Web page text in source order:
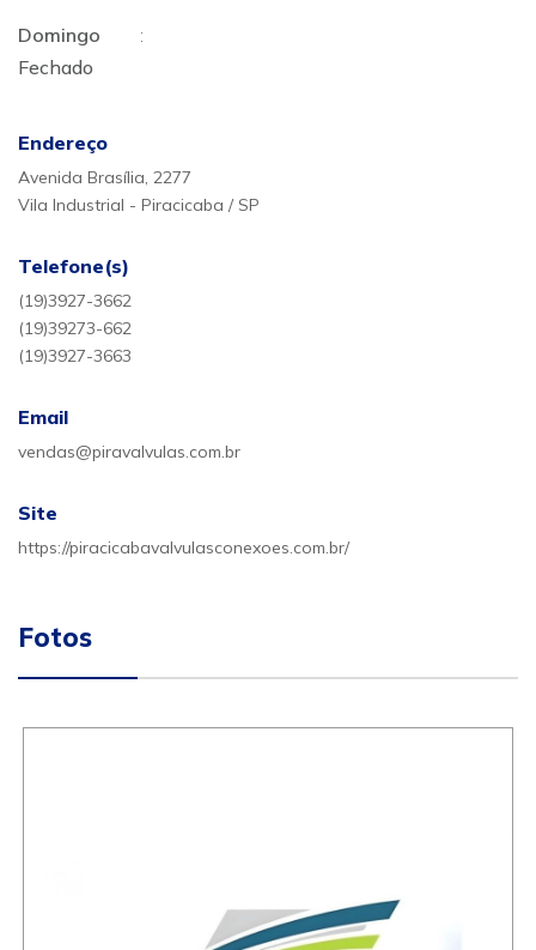
Domingo
:
Fechado
Endereço
Avenida Brasília, 2277
Vila Industrial - Piracicaba / SP
Telefone(s)
(19)3927-3662
(19)39273-662
(19)3927-3663
Email
vendas@piravalvulas.com.br
Site
https://piracicabavalvulasconexoes.com.br/
Fotos